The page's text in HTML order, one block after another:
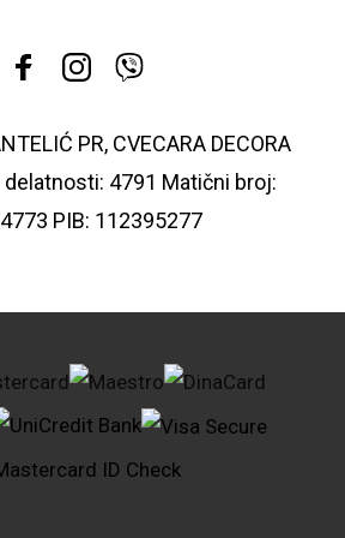
PR, CVECARA DECORA
delatnosti: 4791 Matični broj:
PIB: 112395277